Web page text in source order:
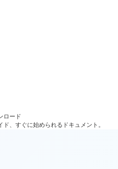
ロード
、すぐに始められるドキュメント。